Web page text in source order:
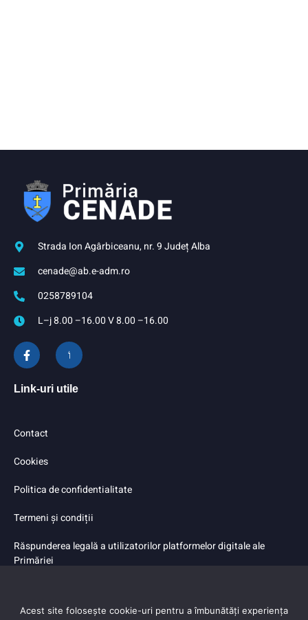
Strada Ion Agârbiceanu, nr. 9 Județ Alba
cenade@ab.e-adm.ro
0258789104
L–j 8.00 –16.00 V 8.00 –16.00
Link-uri utile
Contact
Cookies
Politica de confidentialitate
Termeni și condiții
Răspunderea legală a utilizatorilor platformelor digitale ale
Primăriei
Acest site folosește cookie-uri pentru a îmbunătăți experiența